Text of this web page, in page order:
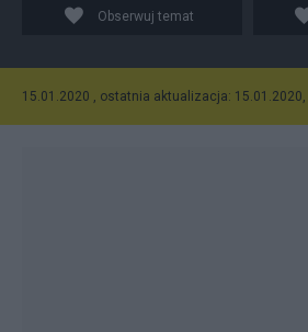
Obserwuj temat
15.01.2020 , ostatnia aktualizacja: 15.01.2020,